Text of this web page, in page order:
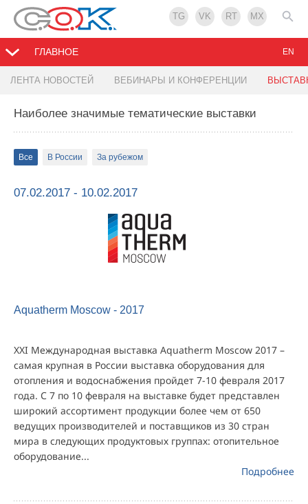
TG VK RT MX
ГЛАВНОЕ
ЛЕНТА НОВОСТЕЙ ВЕБИНАРЫ И КОНФЕРЕНЦИИ
EN
Наиболее значимые тематические выставки
Все В России За рубежом
07.02.2017 - 10.02.2017
Aquatherm Moscow - 2017
XXI Международная выставка Aquatherm Moscow 2017 –
самая крупная в России выставка оборудования для
отопления и водоснабжения пройдет 7-10 февраля 2017
года. С 7 по 10 февраля на выставке будет представлен
широкий ассортимент продукции более чем от 650
ведущих производителей и поставщиков из 30 стран
мира в следующих продуктовых группах: отопительное
оборудование...
Подробнее